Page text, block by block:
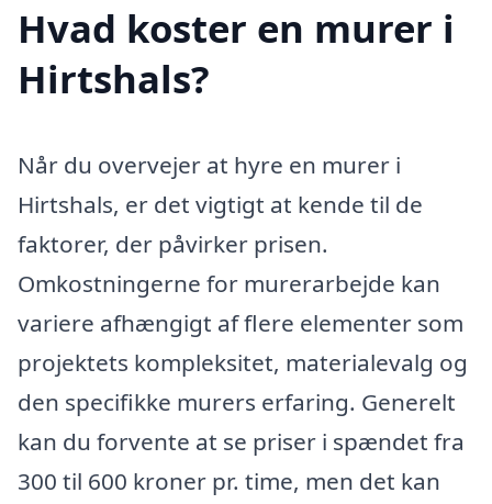
Hvad koster en murer i
Hirtshals?
Når du overvejer at hyre en murer i
Hirtshals, er det vigtigt at kende til de
faktorer, der påvirker prisen.
Omkostningerne for murerarbejde kan
variere afhængigt af flere elementer som
projektets kompleksitet, materialevalg og
den specifikke murers erfaring. Generelt
kan du forvente at se priser i spændet fra
300 til 600 kroner pr. time, men det kan